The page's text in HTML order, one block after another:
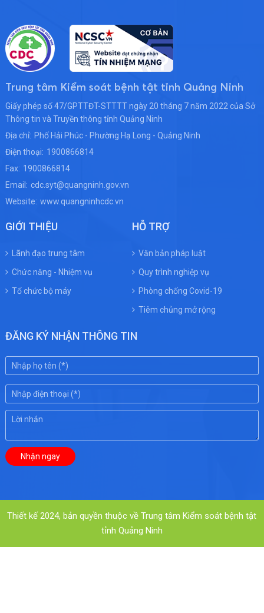
Trung tâm Kiểm soát bệnh tật tỉnh Quảng Ninh
Giấy phép số 47/GPTTĐT-STTTT ngày 20 tháng 7 năm 2022 của Sở
Thông tin và Truyền thông tỉnh Quảng Ninh
Địa chỉ: Phố Hải Phúc - Phường Hạ Long - Quảng Ninh
Điện thoại: 1900866814
Fax: 1900866814
Email: cdc.syt@quangninh.gov.vn
Website: www.quangninhcdc.vn
GIỚI THIỆU
Lãnh đạo trung tâm
Chức năng - Nhiệm vụ
Tổ chức bộ máy
HỖ TRỢ
Văn bản pháp luật
Quy trình nghiệp vụ
Phòng chống Covid-19
Tiêm chủng mở rộng
ĐĂNG KÝ NHẬN THÔNG TIN
Thiết kế 2024, bản quyền thuộc về Trung tâm Kiểm soát bệnh tật
tỉnh Quảng Ninh